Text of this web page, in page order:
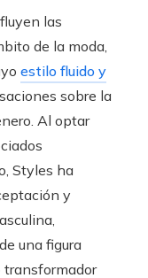
las
de la moda,
estilo fluido y
sobre la
Al optar
Styles ha
y
una figura
transformador